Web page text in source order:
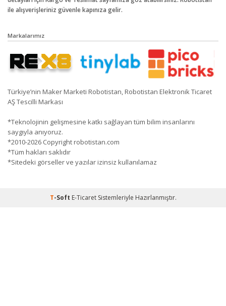
ile alışverişleriniz güvenle kapınıza gelir.
Markalarımız
Türkiye’nin Maker Marketi Robotistan, Robotistan Elektronik Ticaret
AŞ Tescilli Markası
*Teknolojinin gelişmesine katkı sağlayan tüm bilim insanlarını
saygıyla anıyoruz.
*2010-2026 Copyright robotistan.com
*Tüm hakları saklıdır
*Sitedeki görseller ve yazılar izinsiz kullanılamaz
T-Soft E-TicaretSistemleriyle Hazırlanmıştır.